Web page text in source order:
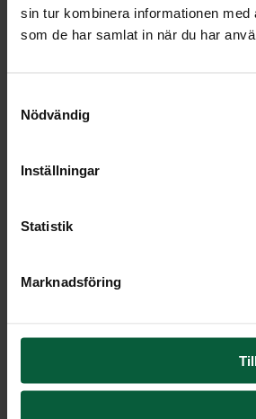
sin tur kombinera informationen
som de har samlat in när du har
Nödvändig
Inställningar
Statistik
Marknadsföring
Urna Orbit,svart/brun